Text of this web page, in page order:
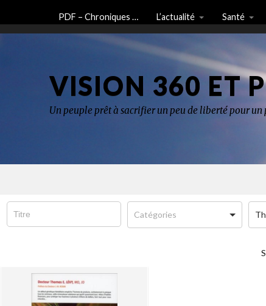
PDF – Chroniques … L’actualité Santé
VISION 360 ET
Un peuple prêt à sacrifier un peu de liberté pour